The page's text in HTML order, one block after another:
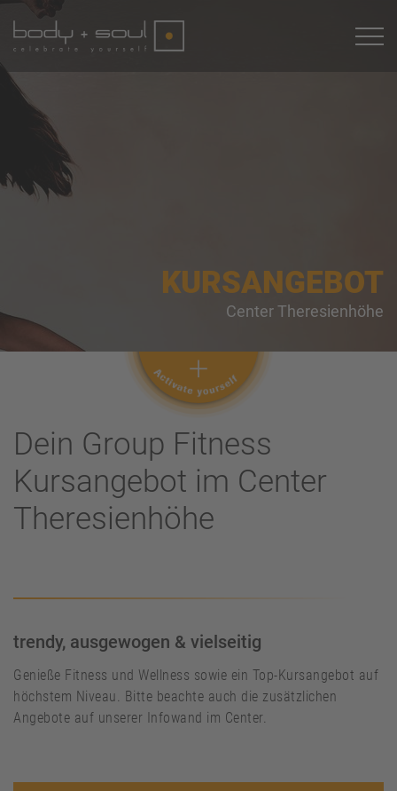
KURSANGEBOT
Center Theresienhöhe
Dein Group Fitness
Kursangebot im Center
Theresienhöhe
trendy, ausgewogen & vielseitig
Genieße Fitness und Wellness sowie ein Top-Kursangebot auf
höchstem Niveau. Bitte beachte auch die zusätzlichen
Angebote auf unserer Infowand im Center.